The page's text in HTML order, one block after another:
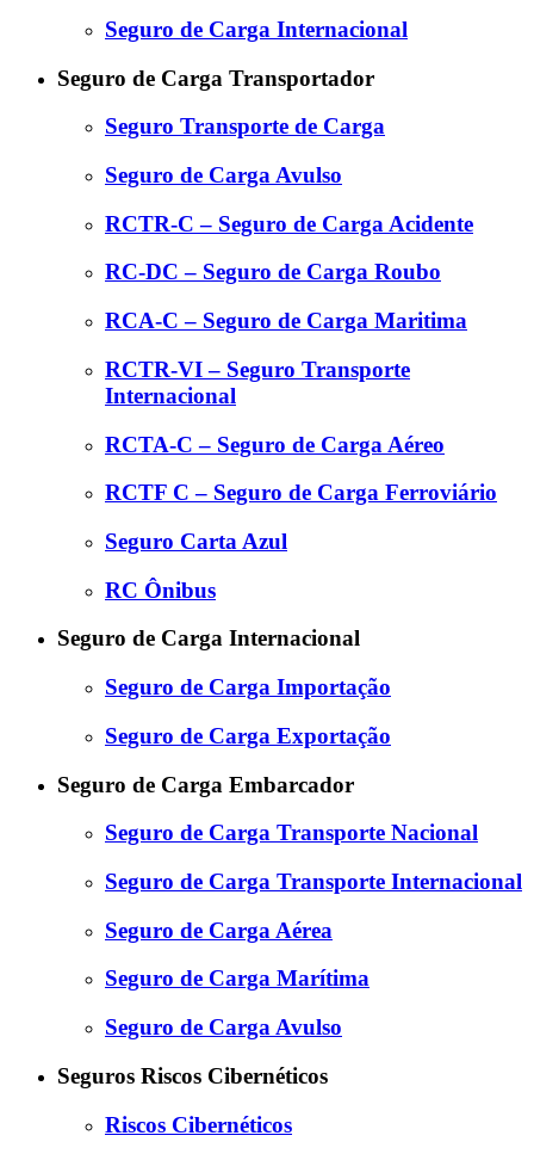
Seguro de Carga Internacional
Seguro de Carga Transportador
Seguro Transporte de Carga
Seguro de Carga Avulso
RCTR-C – Seguro de Carga Acidente
RC-DC – Seguro de Carga Roubo
RCA-C – Seguro de Carga Maritima
RCTR-VI – Seguro Transporte
Internacional
RCTA-C – Seguro de Carga Aéreo
RCTF C – Seguro de Carga Ferroviário
Seguro Carta Azul
RC Ônibus
Seguro de Carga Internacional
Seguro de Carga Importação
Seguro de Carga Exportação
Seguro de Carga Embarcador
Seguro de Carga Transporte Nacional
Seguro de Carga Transporte Internacional
Seguro de Carga Aérea
Seguro de Carga Marítima
Seguro de Carga Avulso
Seguros Riscos Cibernéticos
Riscos Cibernéticos